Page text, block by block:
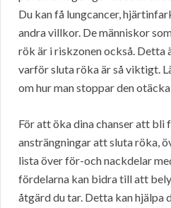
Du kan få lungcancer,
andra villkor. De människor
rök är i riskzonen också. Detta
varför sluta röka är så viktigt.
om hur man stoppar den
För att öka dina chanser att bli
ansträngningar att sluta röka,
lista över för-och nackdelar
fördelarna kan bidra till att
åtgärd du tar. Detta kan hjälpa